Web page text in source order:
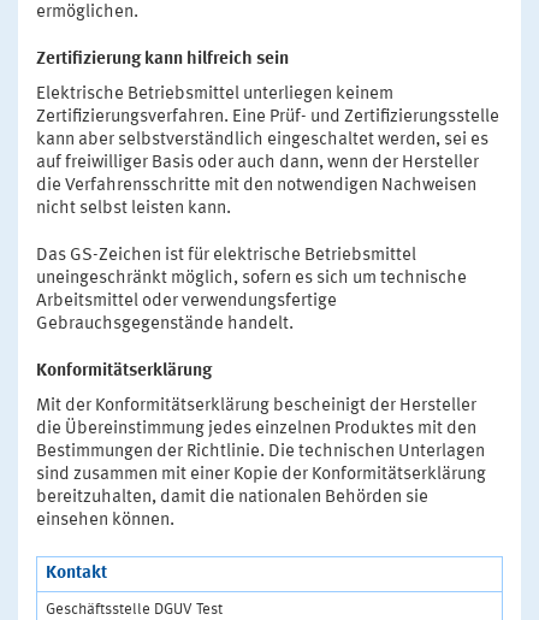
ermöglichen.
Zertifizierung kann hilfreich sein
Elektrische Betriebsmittel unterliegen keinem
Zertifizierungsverfahren. Eine Prüf- und Zertifizierungsstelle
kann aber selbstverständlich eingeschaltet werden, sei es
auf freiwilliger Basis oder auch dann, wenn der Hersteller
die Verfahrensschritte mit den notwendigen Nachweisen
nicht selbst leisten kann.
Das GS-Zeichen ist für elektrische Betriebsmittel
uneingeschränkt möglich, sofern es sich um technische
Arbeitsmittel oder verwendungsfertige
Gebrauchsgegenstände handelt.
Konformitätserklärung
Mit der Konformitätserklärung bescheinigt der Hersteller
die Übereinstimmung jedes einzelnen Produktes mit den
Bestimmungen der Richtlinie. Die technischen Unterlagen
sind zusammen mit einer Kopie der Konformitätserklärung
bereitzuhalten, damit die nationalen Behörden sie
einsehen können.
Kontakt
Geschäftsstelle DGUV Test